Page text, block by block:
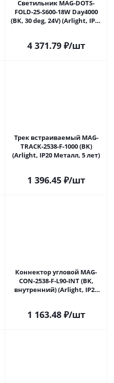
Светильник MAG-DOTS-
FOLD-25-S600-18W Day4000
(BK, 30 deg, 24V) (Arlight, IP20
4 371.79₽/шт
Трек встраиваемый MAG-
TRACK-2538-F-1000 (BK)
(Arlight, IP20 Металл, 5 лет)
1 396.45₽/шт
Коннектор угловой MAG-
CON-2538-F-L90-INT (BK,
внутренний) (Arlight, IP20
1 163.48₽/шт